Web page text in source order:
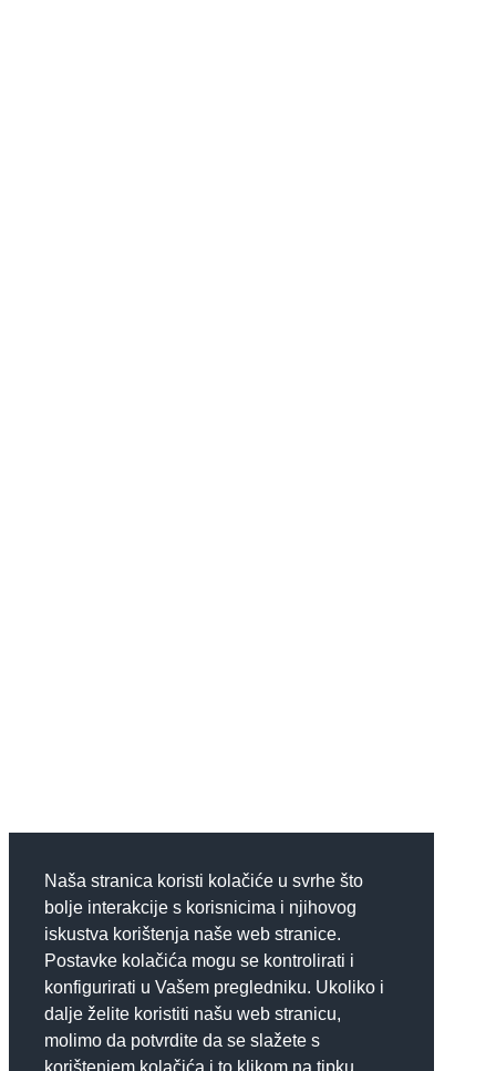
Naša stranica koristi kolačiće u svrhe što
bolje interakcije s korisnicima i njihovog
iskustva korištenja naše web stranice.
Postavke kolačića mogu se kontrolirati i
konfigurirati u Vašem pregledniku. Ukoliko i
dalje želite koristiti našu web stranicu,
molimo da potvrdite da se slažete s